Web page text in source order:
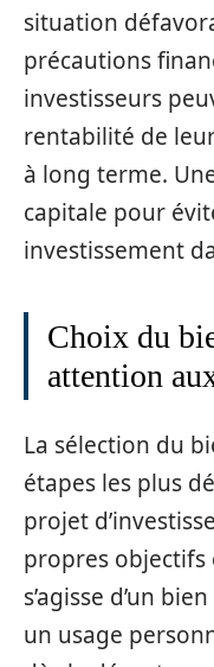
situation
précautions
investisseurs
rentabilité de
à long terme.
capitale pour
investissement
Choix du
attention
La sélection du
étapes les plus
projet
propres objectifs
s’agisse d’un
un usage